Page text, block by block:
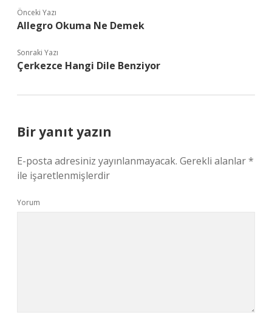
Önceki Yazı
Allegro Okuma Ne Demek
Sonraki Yazı
Çerkezce Hangi Dile Benziyor
Bir yanıt yazın
E-posta adresiniz yayınlanmayacak. Gerekli alanlar*
ile işaretlenmişlerdir
Yorum